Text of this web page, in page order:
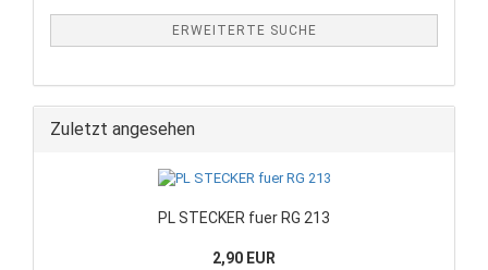
ERWEITERTE SUCHE
Zuletzt angesehen
PL STECKER fuer RG 213
2,90 EUR